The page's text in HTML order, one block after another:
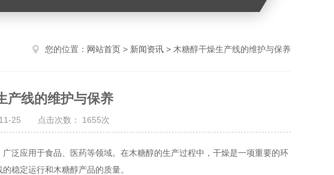
您的位置： 网站首页 > 新闻资讯 > 木糖醇干燥生产线的维护与保养
产线的维护与保养
11-25 点击次数： 1655次
应用于食品、医药等领域。在木糖醇的生产过程中，干燥是一项重要的环
稳定运行和木糖醇产品的质量。